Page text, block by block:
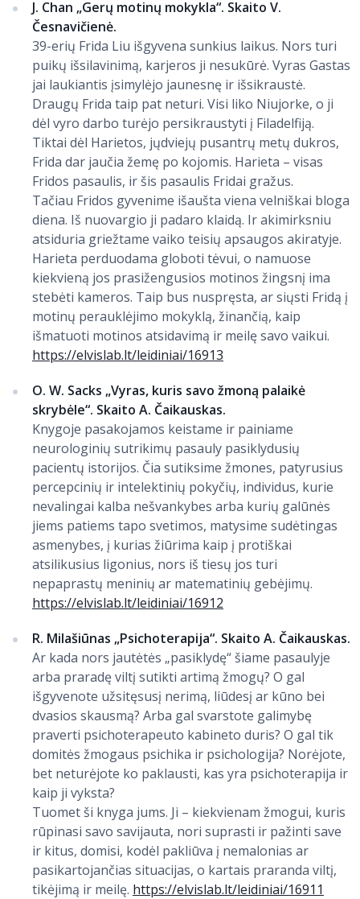
J. Chan „Gerų motinų mokykla“. Skaito V.
Česnavičienė.
39-erių Frida Liu išgyvena sunkius laikus. Nors turi
puikų išsilavinimą, karjeros ji nesukūrė. Vyras Gastas
jai laukiantis įsimylėjo jaunesnę ir išsikraustė.
Draugų Frida taip pat neturi. Visi liko Niujorke, o ji
dėl vyro darbo turėjo persikraustyti į Filadelfiją.
Tiktai dėl Harietos, jųdviejų pusantrų metų dukros,
Frida dar jaučia žemę po kojomis. Harieta – visas
Fridos pasaulis, ir šis pasaulis Fridai gražus.
Tačiau Fridos gyvenime išaušta viena velniškai bloga
diena. Iš nuovargio ji padaro klaidą. Ir akimirksniu
atsiduria griežtame vaiko teisių apsaugos akiratyje.
Harieta perduodama globoti tėvui, o namuose
kiekvieną jos prasižengusios motinos žingsnį ima
stebėti kameros. Taip bus nuspręsta, ar siųsti Fridą į
motinų perauklėjimo mokyklą, žinančią, kaip
išmatuoti motinos atsidavimą ir meilę savo vaikui.
https://elvislab.lt/leidiniai/16913
O. W. Sacks „Vyras, kuris savo žmoną palaikė
skrybėle“. Skaito A. Čaikauskas.
Knygoje pasakojamos keistame ir painiame
neurologinių sutrikimų pasauly pasiklydusių
pacientų istorijos. Čia sutiksime žmones, patyrusius
percepcinių ir intelektinių pokyčių, individus, kurie
nevalingai kalba nešvankybes arba kurių galūnės
jiems patiems tapo svetimos, matysime sudėtingas
asmenybes, į kurias žiūrima kaip į protiškai
atsilikusius ligonius, nors iš tiesų jos turi
nepaprastų meninių ar matematinių gebėjimų.
https://elvislab.lt/leidiniai/16912
R. Milašiūnas „Psichoterapija“. Skaito A. Čaikauskas.
Ar kada nors jautėtės „pasiklydę“ šiame pasaulyje
arba praradę viltį sutikti artimą žmogų? O gal
išgyvenote užsitęsusį nerimą, liūdesį ar kūno bei
dvasios skausmą? Arba gal svarstote galimybę
praverti psichoterapeuto kabineto duris? O gal tik
domitės žmogaus psichika ir psichologija? Norėjote,
bet neturėjote ko paklausti, kas yra psichoterapija ir
kaip ji vyksta?
Tuomet ši knyga jums. Ji – kiekvienam žmogui, kuris
rūpinasi savo savijauta, nori suprasti ir pažinti save
ir kitus, domisi, kodėl pakliūva į nemalonias ar
pasikartojančias situacijas, o kartais praranda viltį,
tikėjimą ir meilę. https://elvislab.lt/leidiniai/16911